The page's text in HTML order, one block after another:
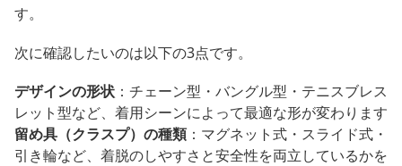
す。
次に確認したいのは以下の3点です。
デザインの形状 ：チェーン型・バングル型・テニスブレス
レット型など、着用シーンによって最適な形が変わります
留め具（クラスプ）の種類：マグネット式・スライド式・
引き輪など、着脱のしやすさと安全性を両立しているかを